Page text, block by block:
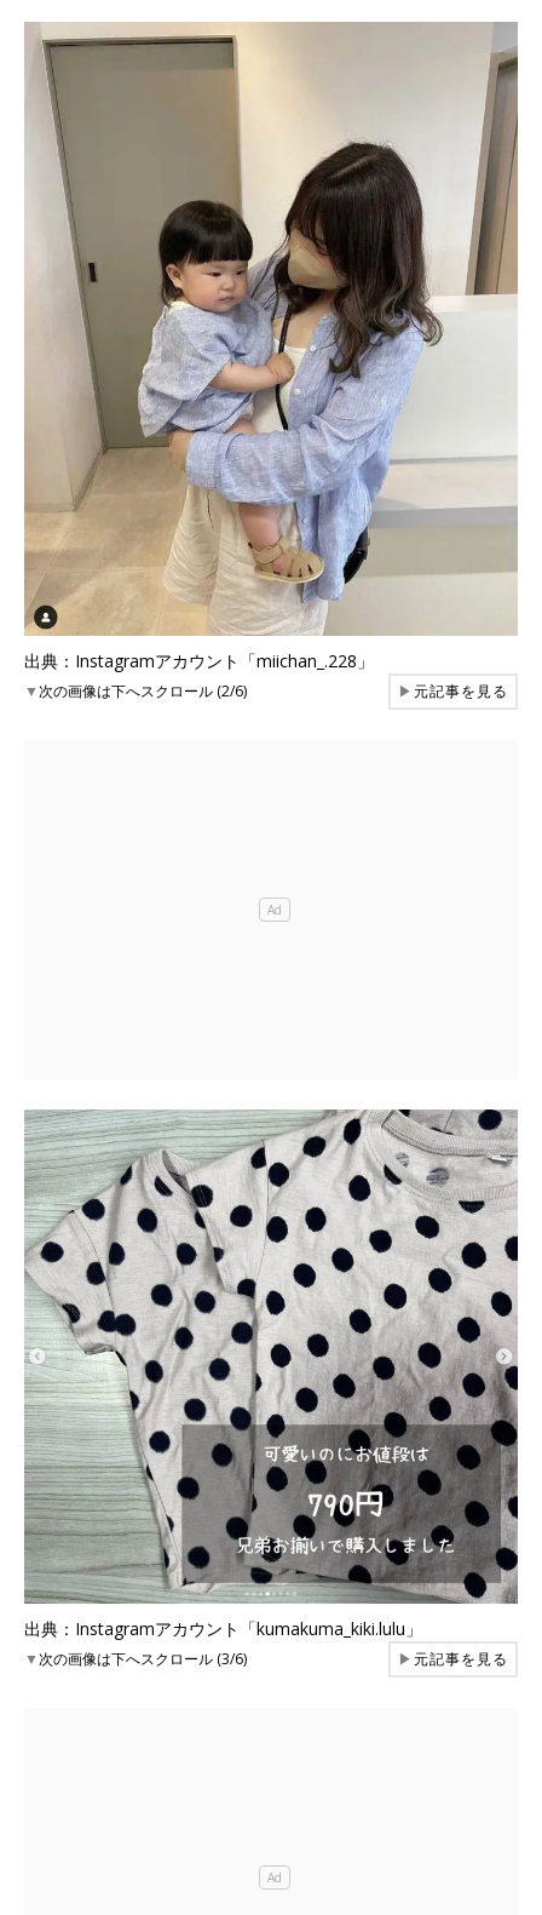
出典：Instagramアカウント「miichan_.228」
▼次の画像は下へスクロール (2/6) ▶元記事を見る
出典：Instagramアカウント「kumakuma_kiki.lulu」
▼次の画像は下へスクロール (3/6) ▶元記事を見る